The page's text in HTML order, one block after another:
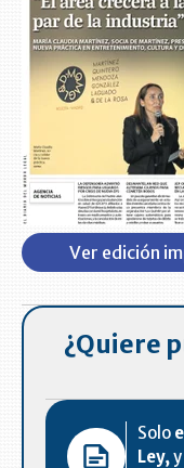
Ver edición
¿Quiere
Solo
Ley,